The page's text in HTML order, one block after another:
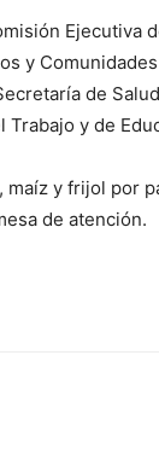
Ejecutiva
y
de
Trabajo y de
maíz y frijol por
de atención.